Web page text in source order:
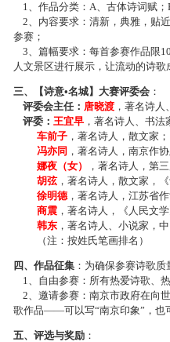
1、作品分类：A、古体诗词赋；
2、内容要求：清新，典雅，贴
参赛；
3、篇幅要求：每首参赛作品限
人文景区进行展示，让流动的诗
三、【诗意•名城】大赛评委会 ：
评委会主任： 唐晓渡 ，著名诗
评委： 王宜早 ，著名诗人、书
车前子 ，著名诗人，散文家；
冯亦同 ，著名诗人，南京作
娜夜（女）
，著名诗人，第
胡弦，著名诗人，散文家，
徐明德，著名诗人，江苏省
商震 ，著名诗人，《人民文
韩东 ，著名诗人、小说家，
（注：按姓氏笔画排名）
四、作品征集 ：为确保参赛诗歌
1、自由参赛：所有热爱诗歌、
2、邀请参赛：南京市政府在向
歌作品——可以写“南京印象”，也
五、评选与奖励 ：